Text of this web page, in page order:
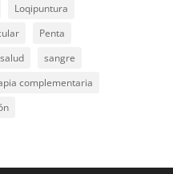
Loqipuntura
Penta
salud
sangre
complementaria